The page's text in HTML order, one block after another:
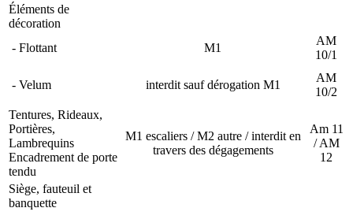
Éléments de
décoration
- Flottant
M1
AM
10/1
- Velum interdit sauf dérogation M1
AM
10/2
Tentures, Rideaux,
Portières,
Lambrequins
Encadrement de porte
tendu
M1 escaliers / M2 autre / interdit en
travers des dégagements
Am 11
/ AM
12
Siège, fauteuil et
banquette